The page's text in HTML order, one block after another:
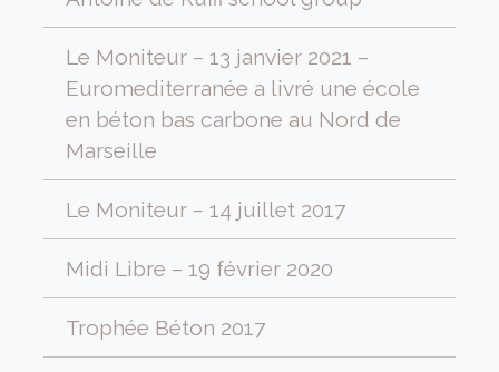
Le Moniteur – 13 janvier 2021 –
Euromediterranée a livré une école
en béton bas carbone au Nord de
Marseille
Le Moniteur – 14 juillet 2017
Midi Libre – 19 février 2020
Trophée Béton 2017